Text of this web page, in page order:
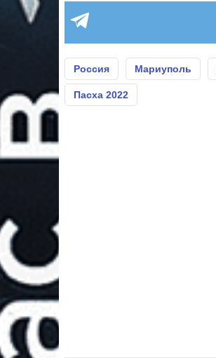
Россия Мариуполь
Пасха 2022